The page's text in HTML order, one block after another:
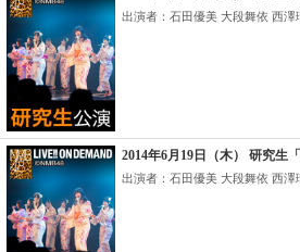
出演者：石田優美 大段舞依 西澤
2014年6月19日（木） 研究生
出演者：石田優美 大段舞依 西澤